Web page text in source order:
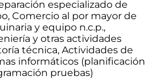
especializado de
Comercio al por mayor de
y equipo n.c.p.,
y otras actividades
técnica, Actividades de
informáticos (planificación
pruebas)